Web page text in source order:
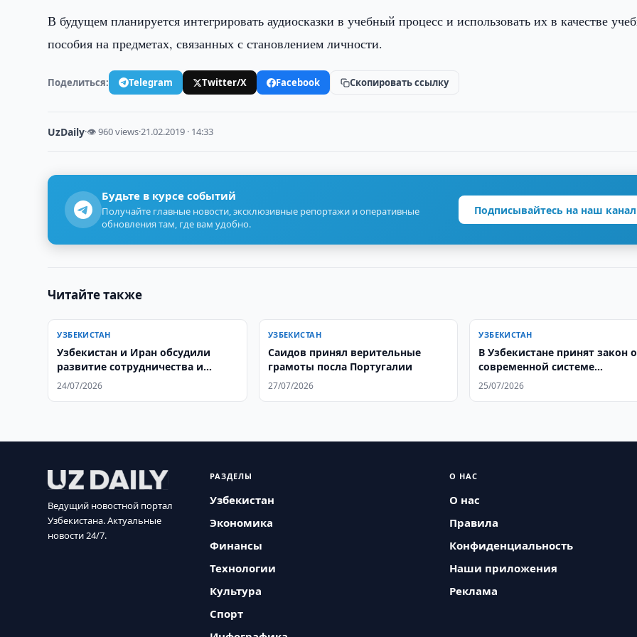
В будущем планируется интегрировать аудиосказки в учебный процесс и использовать их в качестве
пособия на предметах, связанных с становлением личности.
Поделиться: Telegram Twitter/X Facebook Скопировать ссылку
UzDaily·👁 960 views·21.02.2019 · 14:33
Будьте в курсе событий
Получайте главные новости, эксклюзивные репортажи и оперативные
обновления там, где вам удобно.
Подписывайтесь на наш канал
Читайте также
УЗБЕКИСТАН
Узбекистан и Иран обсудили
развитие сотрудничества и
ситуацию на Ближнем Востоке
24/07/2026
УЗБЕКИСТАН
Саидов принял верительные
грамоты посла Португалии
27/07/2026
УЗБЕКИСТАН
В Узбекистане принят закон о
современной системе
социальной работы
25/07/2026
Ведущий новостной портал
Узбекистана. Актуальные
новости 24/7.
РАЗДЕЛЫ
Узбекистан
Экономика
Финансы
Технологии
Культура
Спорт
О НАС
О нас
Правила
Конфиденциальность
Наши приложения
Реклама